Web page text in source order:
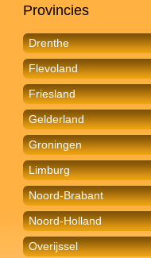
Provincies
Drenthe
Flevoland
Friesland
Gelderland
Groningen
Limburg
Noord-Brabant
Noord-Holland
Overijssel